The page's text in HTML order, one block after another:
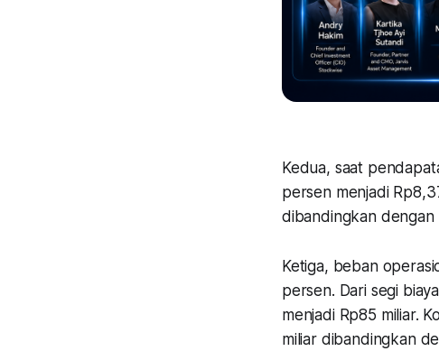
Kedua, saat
persen menjadi
dibandingkan
Ketiga, beban
persen. Dari segi
menjadi Rp85 miliar.
miliar dibandingkan